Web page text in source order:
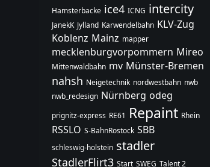
Hamsterbacke ice4 ICNG intercity
JanekK Jylland Karwendelbahn KLV-Zug
Koblenz Mainz mapper
mecklenburgvorpommern Mireo
Mittenwaldbahn mv Münster-Bremen
nahsh Neigetechnik nordwestbahn nwb
nwb_redesign Nürnberg odeg
prignitz-express RE61 Repaint Rhein
RSSLO S-BahnRostock SBB
schleswig-holstein stadler
StadlerFlirt3 Start SWEG Talent 2